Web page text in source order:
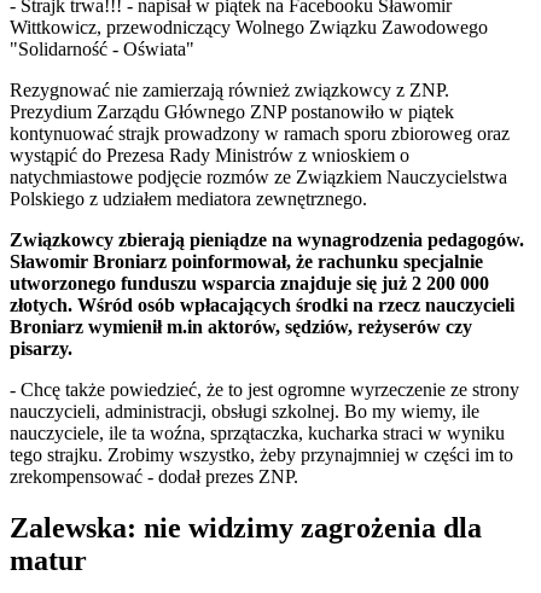
- Strajk trwa!!! - napisał w piątek na Facebooku Sławomir
Wittkowicz, przewodniczący Wolnego Związku Zawodowego
"Solidarność - Oświata"
Rezygnować nie zamierzają również związkowcy z ZNP.
Prezydium Zarządu Głównego ZNP postanowiło w piątek
kontynuować strajk prowadzony w ramach sporu zbioroweg oraz
wystąpić do Prezesa Rady Ministrów z wnioskiem o
natychmiastowe podjęcie rozmów ze Związkiem Nauczycielstwa
Polskiego z udziałem mediatora zewnętrznego.
Związkowcy zbierają pieniądze na wynagrodzenia pedagogów.
Sławomir Broniarz poinformował, że rachunku specjalnie
utworzonego funduszu wsparcia znajduje się już 2 200 000
złotych. Wśród osób wpłacających środki na rzecz nauczycieli
Broniarz wymienił m.in aktorów, sędziów, reżyserów czy
pisarzy.
- Chcę także powiedzieć, że to jest ogromne wyrzeczenie ze strony
nauczycieli, administracji, obsługi szkolnej. Bo my wiemy, ile
nauczyciele, ile ta woźna, sprzątaczka, kucharka straci w wyniku
tego strajku. Zrobimy wszystko, żeby przynajmniej w części im to
zrekompensować - dodał prezes ZNP.
Zalewska: nie widzimy zagrożenia dla
matur